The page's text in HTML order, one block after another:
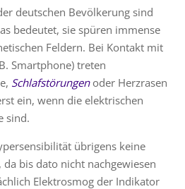
deutschen Bevölkerung sind
bedeutet, sie spüren immense
Feldern. Bei Kontakt mit
Smartphone) treten
Schlafstörungenoder Herzrasen
ein, wenn die elektrischen
sind.
übrigens keine
bis dato nicht nachgewiesen
Elektrosmog der Indikator